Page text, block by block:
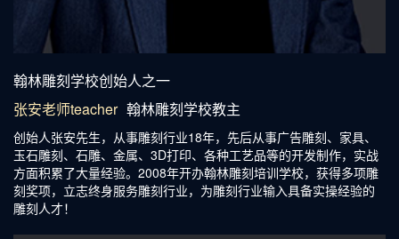
翰林雕刻学校创始人之一
张安老师teacher 翰林雕刻学校教主
创始人张安先生，从事雕刻行业18年，先后从事广告雕刻、家具、
玉石雕刻、石雕、金属、3D打印、各种工艺品等的开发制作，实战
方面积累了大量经验。2008年开办翰林雕刻培训学校，获得多项雕
刻奖项，立志终身服务雕刻行业，为雕刻行业输入具备实操经验的
雕刻人才！